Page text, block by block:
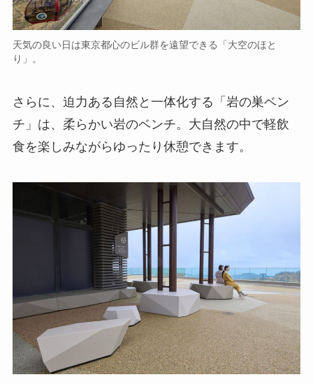
天気の良い日は東京都心のビル群を遠望できる「大空のほと
り」。
さらに、迫力ある自然と一体化する「岩の巣ベン
チ」は、柔らかい岩のベンチ。大自然の中で軽飲
食を楽しみながらゆったり休憩できます。